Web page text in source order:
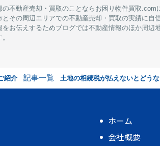
の不動産売却・買取のことならお困り物件買取.com
その周辺エリアでの不動産売却・買取の実績に自
をお伝えするためブログでは不動産情報のほか周辺
紹介 記事一覧 土地の相続税が払えないとどう
ホーム
会社概要